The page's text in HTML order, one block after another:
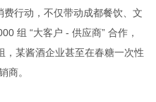
费行动，不仅带动成都餐饮、文
组 “大客户 - 供应商” 合作，
，某酱酒企业甚至在春糖一次性
商。